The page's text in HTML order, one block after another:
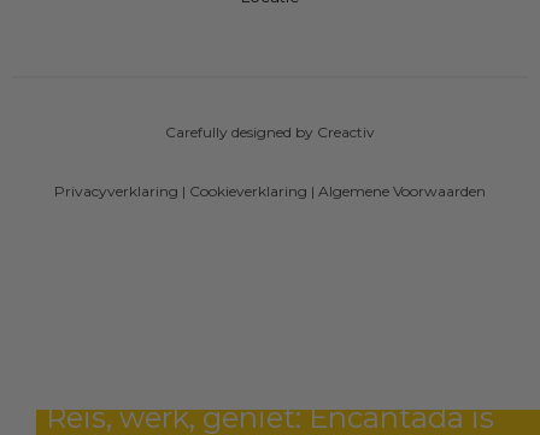
Carefully designed by Creactiv
Privacyverklaring | Cookieverklaring | Algemene Voorwaarden
Reis, werk, geniet: Encantada is